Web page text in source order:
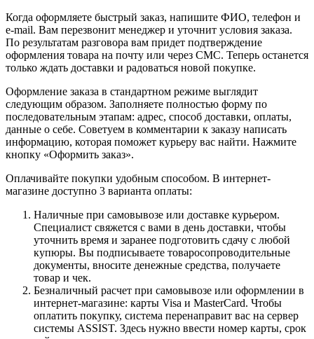
Когда оформляете быстрый заказ, напишите ФИО, телефон и
e-mail. Вам перезвонит менеджер и уточнит условия заказа.
По результатам разговора вам придет подтверждение
оформления товара на почту или через СМС. Теперь останется
только ждать доставки и радоваться новой покупке.
Оформление заказа в стандартном режиме выглядит
следующим образом. Заполняете полностью форму по
последовательным этапам: адрес, способ доставки, оплаты,
данные о себе. Советуем в комментарии к заказу написать
информацию, которая поможет курьеру вас найти. Нажмите
кнопку «Оформить заказ».
Оплачивайте покупки удобным способом. В интернет-
магазине доступно 3 варианта оплаты:
Наличные при самовывозе или доставке курьером.
Специалист свяжется с вами в день доставки, чтобы
уточнить время и заранее подготовить сдачу с любой
купюры. Вы подписываете товаросопроводительные
документы, вносите денежные средства, получаете
товар и чек.
Безналичный расчет при самовывозе или оформлении в
интернет-магазине: карты Visa и MasterCard. Чтобы
оплатить покупку, система перенаправит вас на сервер
системы ASSIST. Здесь нужно ввести номер карты, срок